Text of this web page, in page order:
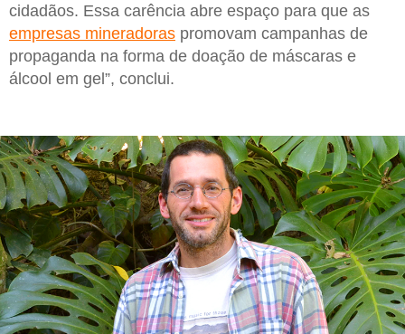
cidadãos. Essa carência abre espaço para que as
empresas mineradoras promovam campanhas de
propaganda na forma de doação de máscaras e
álcool em gel”, conclui.